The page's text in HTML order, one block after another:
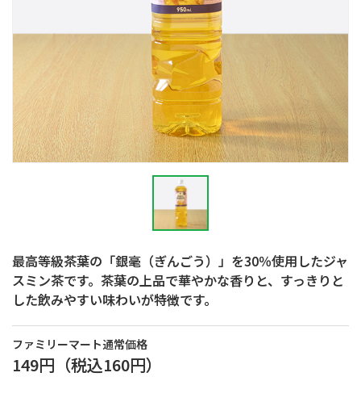
最高等級茶葉の「銀毫（ぎんごう）」を30％使用したジャ
スミン茶です。茶葉の上品で華やかな香りと、すっきりと
した飲みやすい味わいが特徴です。
ファミリーマート通常価格
149円 （税込160円）